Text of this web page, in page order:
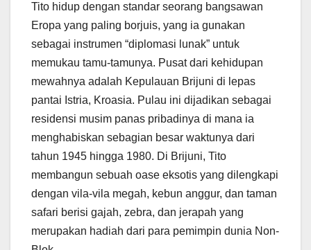
Tito hidup dengan standar seorang bangsawan
Eropa yang paling borjuis, yang ia gunakan
sebagai instrumen “diplomasi lunak” untuk
memukau tamu-tamunya. Pusat dari kehidupan
mewahnya adalah Kepulauan Brijuni di lepas
pantai Istria, Kroasia. Pulau ini dijadikan sebagai
residensi musim panas pribadinya di mana ia
menghabiskan sebagian besar waktunya dari
tahun 1945 hingga 1980. Di Brijuni, Tito
membangun sebuah oase eksotis yang dilengkapi
dengan vila-vila megah, kebun anggur, dan taman
safari berisi gajah, zebra, dan jerapah yang
merupakan hadiah dari para pemimpin dunia Non-